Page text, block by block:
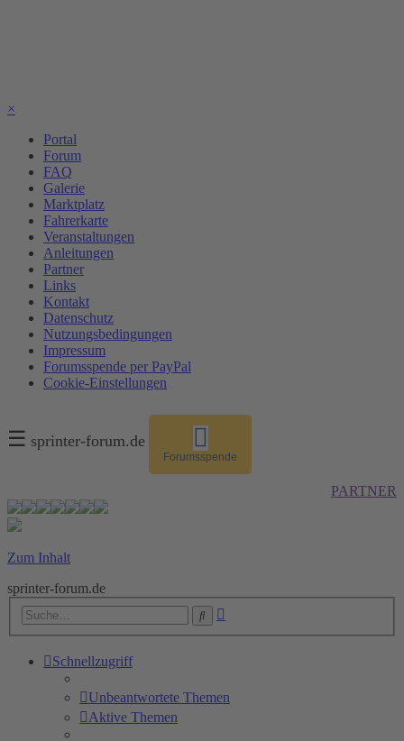
×
Portal
Forum
FAQ
Galerie
Marktplatz
Fahrerkarte
Veranstaltungen
Anleitungen
Partner
Links
Kontakt
Datenschutz
Nutzungsbedingungen
Impressum
Forumsspende per PayPal
Cookie-Einstellungen
☰ sprinter-forum.de
Forumsspende
PARTNER
Zum Inhalt
sprinter-forum.de
Suche
Schnellzugriff
Unbeantwortete Themen
Aktive Themen